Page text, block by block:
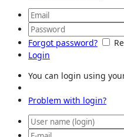
Forgot password?
Login
You can login using
Problem with login?